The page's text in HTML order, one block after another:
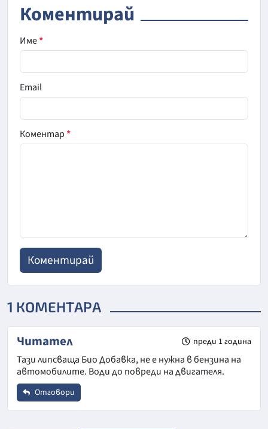
Коментирай
Име*
Email
Коментар*
1 КОМЕНТАРА
Читател
преди 1 година
Тази липсваща Био Добавка, не е нужна в бензина на
автомобилите. Води до повреди на двигателя.
Отговори